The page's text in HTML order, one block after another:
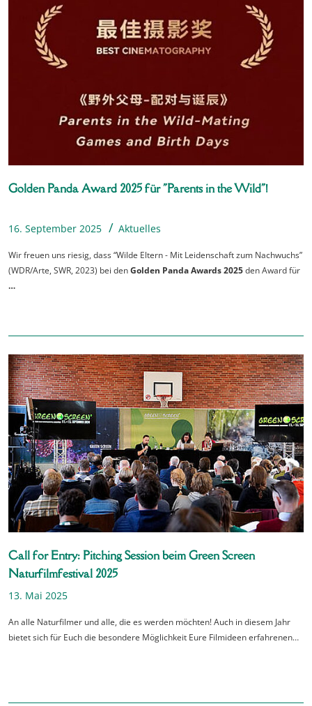
Golden Panda Award 2025 für "Parents in the Wild"!
16. September 2025 Aktuelles
Wir freuen uns riesig, dass “Wilde Eltern - Mit Leidenschaft zum Nachwuchs”
(WDR/Arte, SWR, 2023) bei denGolden Panda Awards 2025den Award für
…
Call for Entry: Pitching Session beim Green Screen
Naturfilmfestival 2025
13. Mai 2025
An alle Naturfilmer und alle, die es werden möchten! Auch in diesem Jahr
bietet sich für Euch die besondere Möglichkeit Eure Filmideen erfahrenen…